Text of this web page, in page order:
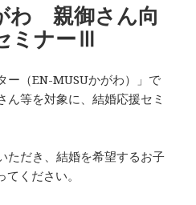
わ 親御さん向
ミナーⅢ
ー（EN-MUSUかがわ）」で
ん等を対象に、結婚応援セミ
ただき、結婚を希望するお子
ください。